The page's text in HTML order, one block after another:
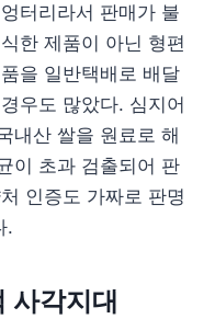
터리라서 판매가 불
한 제품이 아닌 형편
을 일반택배로 배달
우도 많았다. 심지어
내산 쌀을 원료로 해
이 초과 검출되어 판
인증도 가짜로 판명
.
사각지대